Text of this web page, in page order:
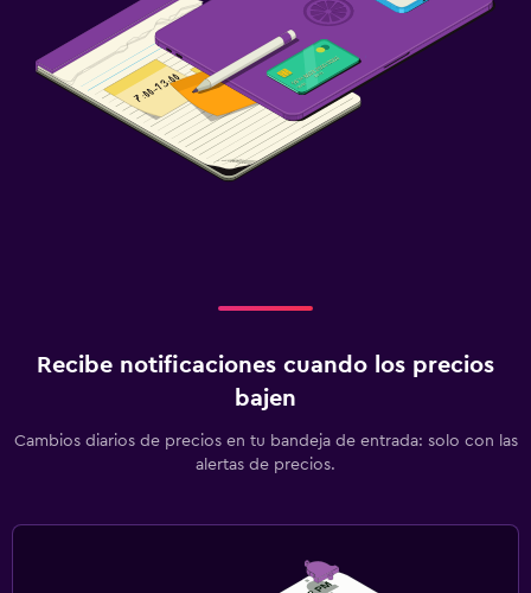
Recibe notificaciones cuando los precios
bajen
Cambios diarios de precios en tu bandeja de entrada: solo con las
alertas de precios.